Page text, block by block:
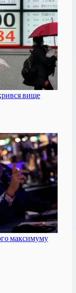
вище
максимуму